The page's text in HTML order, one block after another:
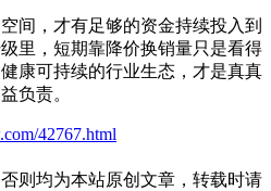
间，才有足够的资金持续投入到
里，短期靠降价换销量只是看得
康可持续的行业生态，才是真真
负责。
42767.html
则均为本站原创文章，转载时请